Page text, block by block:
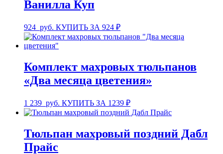
Ванилла Куп
924 руб. КУПИТЬ ЗА 924 ₽
Комплект махровых тюльпанов
«Два месяца цветения»
1 239 руб. КУПИТЬ ЗА 1239 ₽
Тюльпан махровый поздний Дабл
Прайс